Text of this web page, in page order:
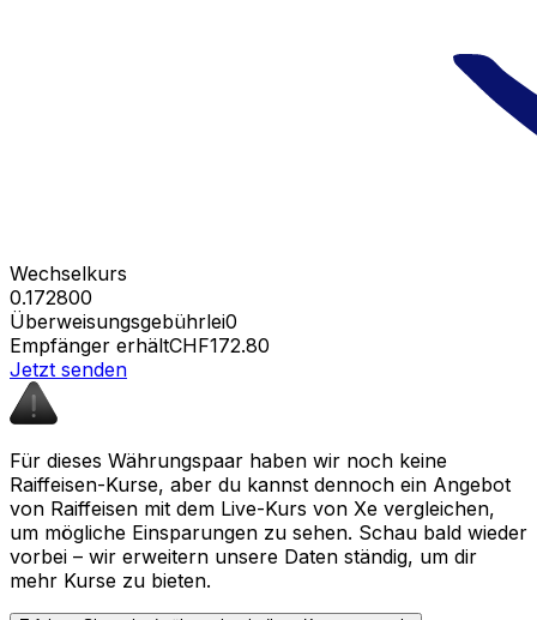
Wechselkurs
0.172800
Überweisungsgebührlei0
Empfänger erhältCHF172.80
Jetzt senden
Für dieses Währungspaar haben wir noch keine
Raiffeisen-Kurse, aber du kannst dennoch ein Angebot
von Raiffeisen mit dem Live-Kurs von Xe vergleichen,
um mögliche Einsparungen zu sehen. Schau bald wieder
vorbei – wir erweitern unsere Daten ständig, um dir
mehr Kurse zu bieten.